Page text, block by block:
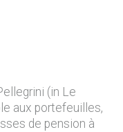
(in Le
aux portefeuilles,
de pension à